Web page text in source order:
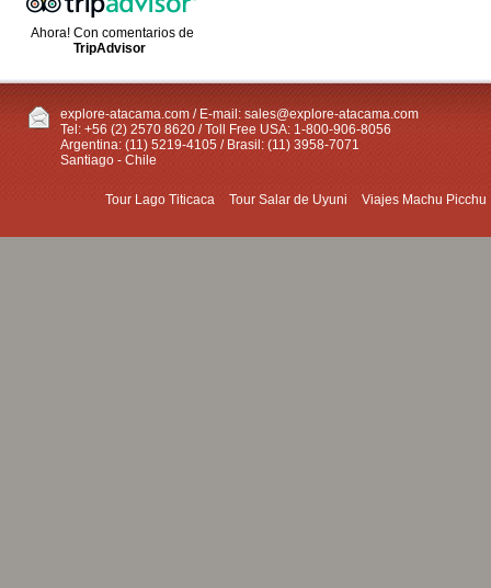
Ahora! Con comentarios de
TripAdvisor
explore-atacama.com / E-mail: sales@explore-atacama.com
Tel: +56 (2) 2570 8620 / Toll Free USA: 1-800-906-8056
Argentina: (11) 5219-4105 / Brasil: (11) 3958-7071
Santiago - Chile
Tour Lago Titicaca Tour Salar de Uyuni Viajes Machu Picchu